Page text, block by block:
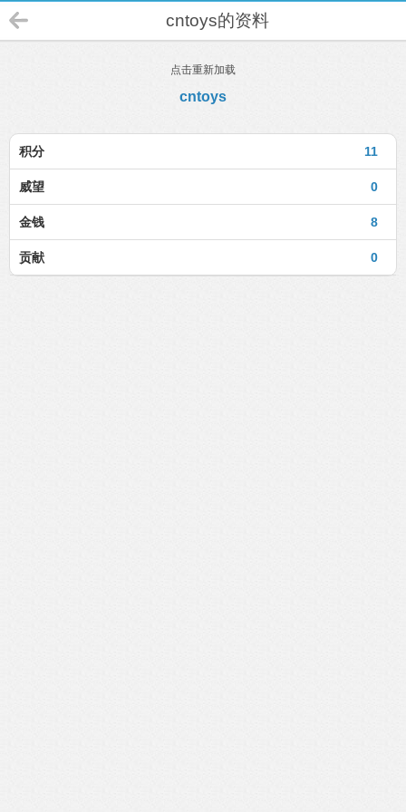
cntoys的资料
点击重新加载
cntoys
11
积分
0
威望
8
金钱
0
贡献